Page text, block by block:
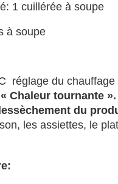
1 cuillérée à soupe
à soupe
réglage du
Chaleur tournante
du
les assiettes, le